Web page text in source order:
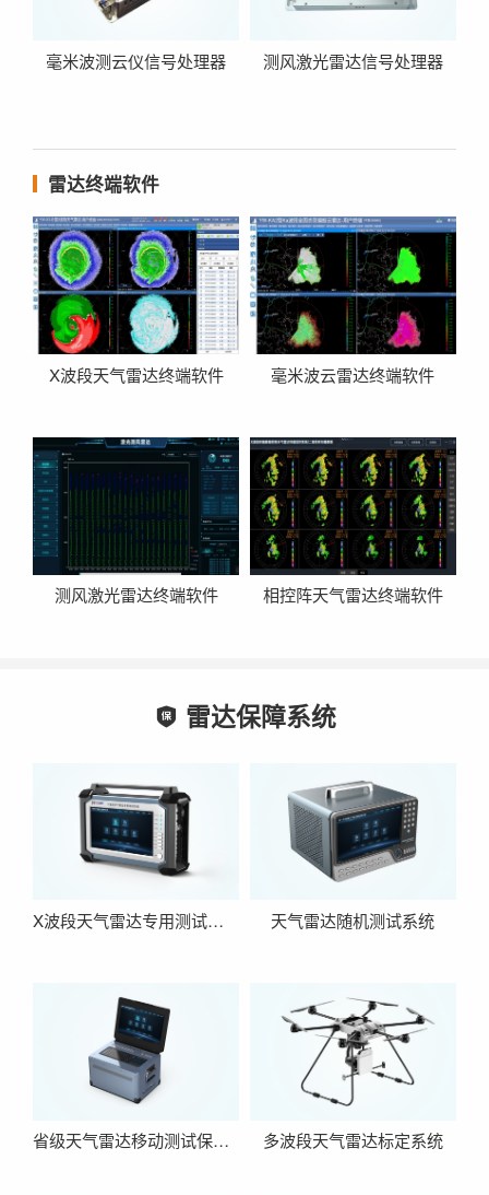
毫米波测云仪信号处理器 测风激光雷达信号处理器
雷达终端软件
X波段天气雷达终端软件 毫米波云雷达终端软件
测风激光雷达终端软件 相控阵天气雷达终端软件
 雷达保障系统
X波段天气雷达专用测试仪表 天气雷达随机测试系统
省级天气雷达移动测试保障平台 多波段天气雷达标定系统